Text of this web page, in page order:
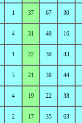
1 37 67 30
4 31 40 16
1 22 30 43
3 21 30 44
4 19 22 38
2 17 35 63